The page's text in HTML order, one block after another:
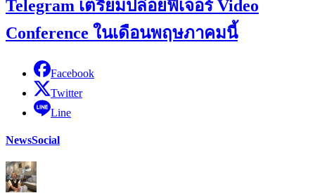
Telegram เตรียมปล่อยฟีเจอร์ Video
Conference ในเดือนพฤษภาคมนี้
Facebook
Twitter
Line
NewsSocial